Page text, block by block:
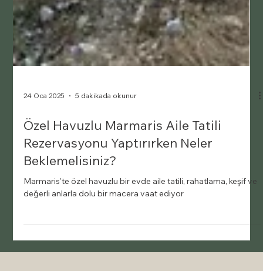
24 Oca 2025 5 dakikada okunur
Özel Havuzlu Marmaris Aile Tatili
Rezervasyonu Yaptırırken Neler
Beklemelisiniz?